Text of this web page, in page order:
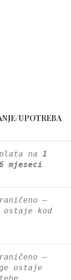
UPOTREBA
na 1
–
kod
–
ostaje